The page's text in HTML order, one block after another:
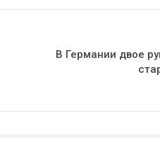
В Германии двое